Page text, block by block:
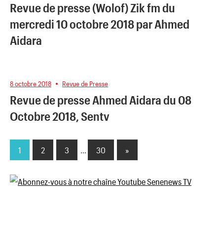
Revue de presse (Wolof) Zik fm du
mercredi 10 octobre 2018 par Ahmed
Aidara
8 octobre 2018 Revue de Presse
Revue de presse Ahmed Aidara du 08
Octobre 2018, Sentv
Pagination
des
1 2 3 30
Next
»